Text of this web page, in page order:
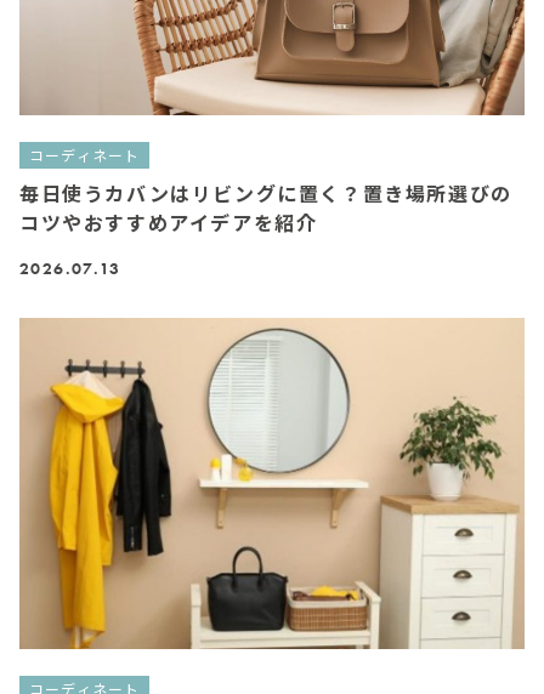
コーディネート
毎日使うカバンはリビングに置く？置き場所選びの
コツやおすすめアイデアを紹介
2026.07.13
コーディネート